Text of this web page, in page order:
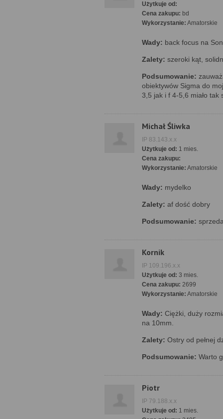
Użytkuje od:
Cena zakupu: bd
Wykorzystanie: Amatorskie
Wady: back focus na
Zalety: szeroki kąt,
Podsumowanie:
obiektywów Sigma do
3,5 jak i f 4-5,6 miało tak
Michał Śliwka
IP 83.143.x.x
Użytkuje od: 1 mies.
Cena zakupu:
Wykorzystanie: Amatorskie
Wady: mydelko
Zalety: af dość dobry
Podsumowanie:
Kornik
IP 109.196.x.x
Użytkuje od: 3 mies.
Cena zakupu: 2699
Wykorzystanie: Amatorskie
Wady: Ciężki, duży
na 10mm.
Zalety: Ostry od pełnej
Podsumowanie: Warto
Piotr
IP 79.188.x.x
Użytkuje od: 1 mies.